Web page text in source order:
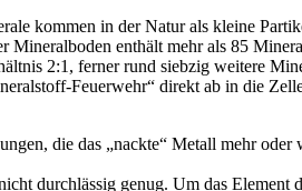
kommen in der Natur als kleine
Mineralboden enthält mehr als 85
2:1, ferner rund siebzig weitere
Feuerwehr“ direkt ab in die
die das „nackte“ Metall mehr oder
durchlässig genug. Um das Element